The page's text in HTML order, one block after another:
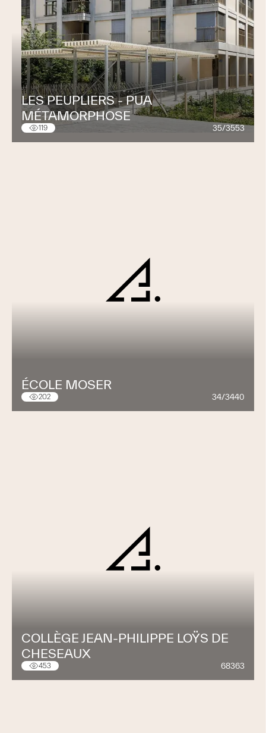
LES PEUPLIERS - PUA
MÉTAMORPHOSE
119 35/3553
ÉCOLE MOSER
202 34/3440
COLLÈGE JEAN-PHILIPPE LOŸS DE
CHESEAUX
453 68363